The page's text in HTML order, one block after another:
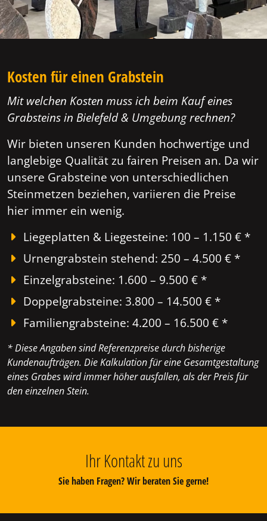
Kosten für einen Grabstein
Mit welchen Kosten muss ich beim Kauf eines
Grabsteins in Bielefeld & Umgebung rechnen?
Wir bieten unseren Kunden hochwertige und
langlebige Qualität zu fairen Preisen an. Da wir
unsere Grabsteine von unterschiedlichen
Steinmetzen beziehen, variieren die Preise
hier immer ein wenig.
Liegeplatten & Liegesteine: 100 – 1.150 € *
Urnengrabstein stehend: 250 – 4.500 € *
Einzelgrabsteine: 1.600 – 9.500 € *
Doppelgrabsteine: 3.800 – 14.500 € *
Familiengrabsteine: 4.200 – 16.500 € *
* Diese Angaben sind Referenzpreise durch bisherige
Kundenaufträgen. Die Kalkulation für eine Gesamtgestaltung
eines Grabes wird immer höher ausfallen, als der Preis für
den einzelnen Stein.
Ihr Kontakt zu uns
Sie haben Fragen? Wir beraten Sie gerne!